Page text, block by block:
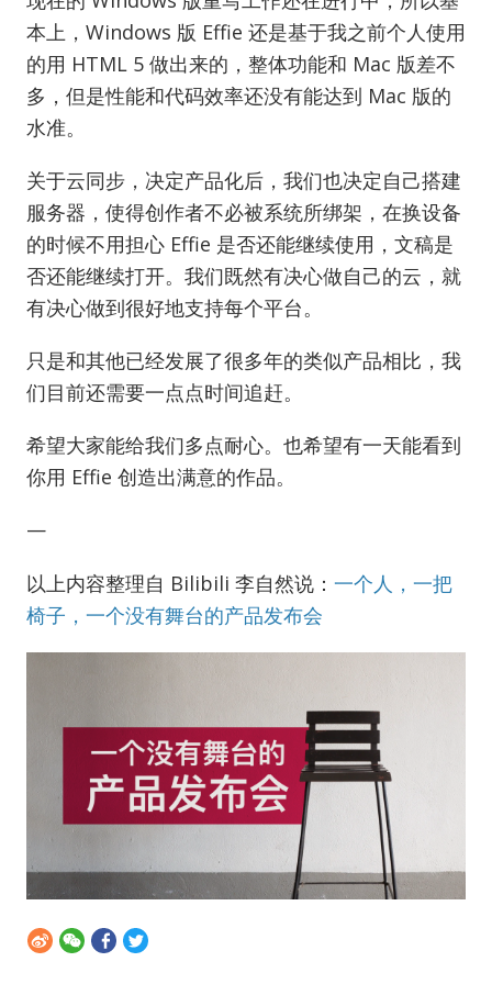
本上，Windows 版 Effie 还是基于我之前个人使用
的用 HTML 5 做出来的，整体功能和 Mac 版差不
多，但是性能和代码效率还没有能达到 Mac 版的
水准。
关于云同步，决定产品化后，我们也决定自己搭建
服务器，使得创作者不必被系统所绑架，在换设备
的时候不用担心 Effie 是否还能继续使用，文稿是
否还能继续打开。我们既然有决心做自己的云，就
有决心做到很好地支持每个平台。
只是和其他已经发展了很多年的类似产品相比，我
们目前还需要一点点时间追赶。
希望大家能给我们多点耐心。也希望有一天能看到
你用 Effie 创造出满意的作品。
—
以上内容整理自 Bilibili 李自然说： 一个人，一把
椅子，一个没有舞台的产品发布会